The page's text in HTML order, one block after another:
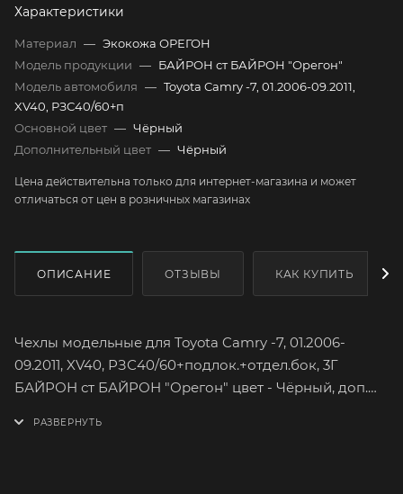
Характеристики
Материал — Экокожа ОРЕГОН
Модель продукции — БАЙРОН ст БАЙРОН "Орегон"
Модель автомобиля — Toyota Camry -7, 01.2006-09.2011,
XV40, РЗС40/60+п
Основной цвет — Чёрный
Дополнительный цвет — Чёрный
Цена действительна только для интернет-магазина и может
отличаться от цен в розничных магазинах
ОПИСАНИЕ ОТЗЫВЫ КАК КУПИТЬ
Чехлы модельные для Toyota Camry -7, 01.2006-
09.2011, XV40, РЗС40/60+подлок.+отдел.бок, 3Г
БАЙРОН ст БАЙРОН "Орегон" цвет - Чёрный, доп.